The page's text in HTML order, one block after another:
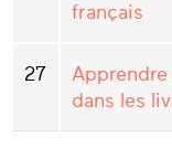
français
27
dans les